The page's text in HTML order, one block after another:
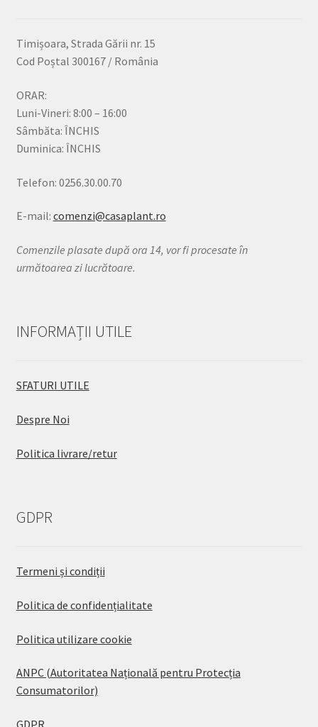
Timișoara, Strada Gării nr. 15
Cod Poștal 300167 / România
ORAR:
Luni-Vineri: 8:00 – 16:00
Sâmbăta: ÎNCHIS
Duminica: ÎNCHIS
Telefon: 0256.30.00.70
E-mail: comenzi@casaplant.ro
Comenzile plasate după ora 14, vor fi procesate în
următoarea zi lucrătoare.
INFORMAȚII UTILE
SFATURI UTILE
Despre Noi
Politica livrare/retur
GDPR
Termeni și condiții
Politica de confidențialitate
Politica utilizare cookie
ANPC (Autoritatea Națională pentru Protecția
Consumatorilor)
GDPR